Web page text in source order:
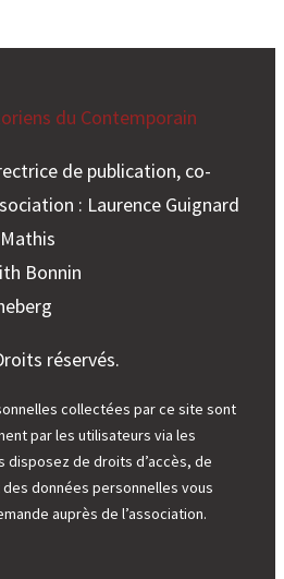
du Contemporain
de publication, co-
: Laurence Guignard
Bonnin
réservés.
collectées par ce site sont
par les utilisateurs via les
disposez de droits d’accès, de
données personnelles vous
auprès de l’association.